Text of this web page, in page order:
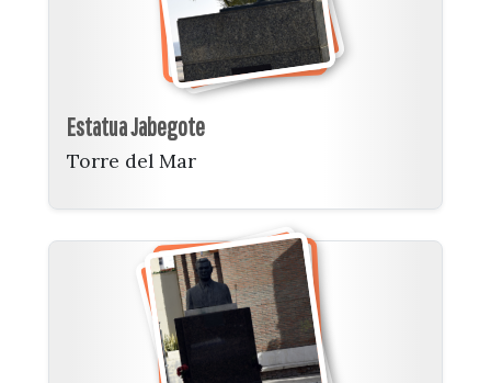
Estatua Jabegote
Torre del Mar